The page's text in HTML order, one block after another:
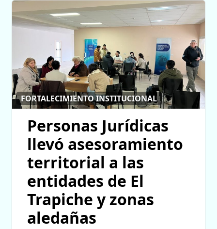
FORTALECIMIENTO INSTITUCIONAL
Personas Jurídicas
llevó asesoramiento
territorial a las
entidades de El
Trapiche y zonas
aledañas